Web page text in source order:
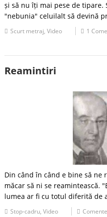
și să nu îți mai pese de
"nebunia" celuilalt să devină
Scurt metraj,Video 1
Reamintiri
Din când în când e bine să ne
măcar să ni se reamintească.
lumea ar fi cu totul diferită de
Stop-cadru,Video